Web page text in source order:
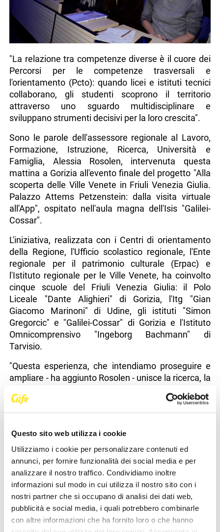
Questo sito web utilizza i cookie
Utilizziamo i cookie per personalizzare contenuti ed
annunci, per fornire funzionalità dei social media e per
analizzare il nostro traffico. Condividiamo inoltre
informazioni sul modo in cui utilizza il nostro sito con i
nostri partner che si occupano di analisi dei dati web,
pubblicità e social media, i quali potrebbero combinarle
con altre informazioni che ha fornito loro o che hanno
"La relazione tra competenze diverse è il cuore dei
Percorsi per le competenze trasversali e
l'orientamento (Pcto): quando licei e istituti tecnici
collaborano, gli studenti scoprono il territorio
attraverso uno sguardo multidisciplinare e
sviluppano strumenti decisivi per la loro crescita".
Sono le parole dell'assessore regionale al Lavoro,
Formazione, Istruzione, Ricerca, Università e
Famiglia, Alessia Rosolen, intervenuta questa
mattina a Gorizia all'evento finale del progetto "Alla
scoperta delle Ville Venete in Friuli Venezia Giulia.
Palazzo Attems Petzenstein: dalla visita virtuale
all'App", ospitato nell'aula magna dell'Isis "Galilei-
Cossar".
L'iniziativa, realizzata con i Centri di orientamento
della Regione, l'Ufficio scolastico regionale, l'Ente
regionale per il patrimonio culturale (Erpac) e
l'Istituto regionale per le Ville Venete, ha coinvolto
cinque scuole del Friuli Venezia Giulia: il Polo
Liceale "Dante Alighieri" di Gorizia, l'Itg "Gian
Giacomo Marinoni" di Udine, gli istituti "Simon
Gregorcic" e "Galilei-Cossar" di Gorizia e l'Istituto
Omnicomprensivo "Ingeborg Bachmann" di
Tarvisio.
"Questa esperienza, che intendiamo proseguire e
ampliare - ha aggiunto Rosolen - unisce la ricerca, la
al tempo stesso un bene culturale come Palazzo
Attems Petzenstein. Il risultato è un progetto che
come l'impegno degli studenti possa contribuire
alla conoscenza del patrimonio regionale".
Durante l'evento sono stati presentati la visita
virtuale del palazzo, i materiali prodotti e le attività
svolte nell'ambito del percorso di Formazione
scuola-lavoro, che ha integrato competenze
tecniche, linguistiche, fotografiche e multimediali.
Un lavoro corale che, come evidenziato